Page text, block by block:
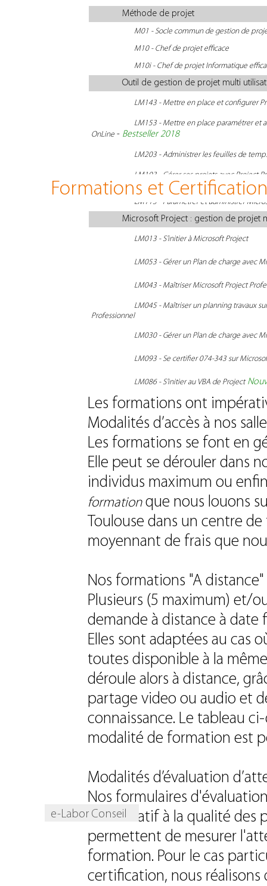
Formations et
e-Labor Conseil
Méthode de projet
M01 - Socle commun de gestion de
M10 - Chef de projet efficace
M10i - Chef de projet Informatique
Outil de gestion de projet multi
LM143 - Mettre en place et configurer
LM153 - Mettre en place paramétrer et
OnLine - Bestseller 2018
LM203 - Administrer les feuilles de
LM103 - Gérer ses projets avec Project
Project Server ou OnLine
LM113 - Paramétrer et administrer
Microsoft Project : gestion de projet
LM013 - S'initier à Microsoft Project
LM053 - Gérer un Plan de charge avec
LM043 - Maîtriser Microsoft Project
LM045 - Maîtriser un planning travaux
Professionnel
LM030 - Gérer un Plan de charge avec
LM093 - Se certifier 074-343 sur
LM086 - S'initier au VBA de Project
Les formations ont
Modalités d’accès à nos
Les formations se font en
Elle peut se dérouler dans
individus maximum ou
formationque nous louons
Toulouse dans un centre
moyennant de frais que
Nos formations "A
Plusieurs (5 maximum) et/
demande à distance à date
Elles sont adaptées au cas
toutes disponible à la
déroule alors à distance,
partage video ou audio et
connaissance. Le tableau
modalité de formation est
Modalités d’évaluation
Nos formulaires
2015 relatif à la qualité des
permettent de mesurer
formation. Pour le cas
certification, nous